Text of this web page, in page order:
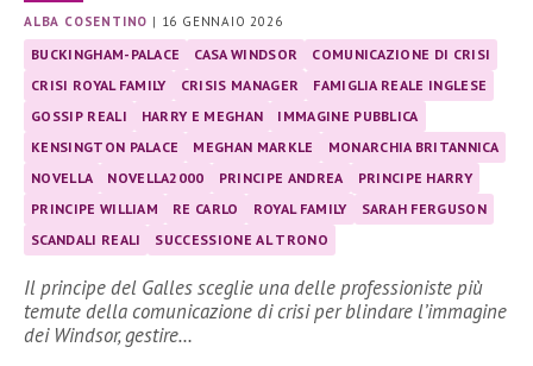
ALBA COSENTINO | 16 GENNAIO 2026
BUCKINGHAM-PALACE CASA WINDSOR
COMUNICAZIONE DI CRISI
CRISI ROYAL FAMILY
CRISIS MANAGER
FAMIGLIA REALE INGLESE
GOSSIP REALI
HARRY E MEGHAN
IMMAGINE PUBBLICA
KENSINGTON PALACE
MEGHAN MARKLE
MONARCHIA BRITANNICA
NOVELLA
NOVELLA2000 PRINCIPE ANDREA
PRINCIPE HARRY
PRINCIPE WILLIAM
RE CARLO ROYAL FAMILY
SARAH FERGUSON
SCANDALI REALI
SUCCESSIONE AL TRONO
Il principe del Galles sceglie una delle professioniste più
temute della comunicazione di crisi per blindare l’immagine
dei Windsor, gestire…